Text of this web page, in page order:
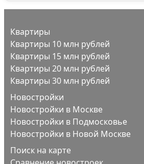
Квартиры
Квартиры 10 млн рублей
Квартиры 15 млн рублей
Квартиры 20 млн рублей
Квартиры 30 млн рублей
Новостройки
Новостройки в Москве
Новостройки в Подмосковье
Новостройки в Новой Москве
Поиск на карте